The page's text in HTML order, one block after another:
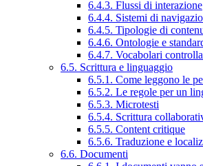
6.4.3. Flussi di interazione
6.4.4. Sistemi di
6.4.5. Tipologie di
6.4.6. Ontologie e
6.4.7. Vocabolari
6.5. Scrittura e linguaggio
6.5.1. Come leggono le
6.5.2. Le regole per un
6.5.3. Microtesti
6.5.4. Scrittura
6.5.5. Content critique
6.5.6. Traduzione e
6.6. Documenti